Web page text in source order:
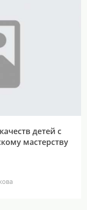
детей с
мастерству